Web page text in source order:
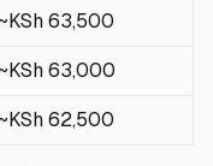
63,500
63,000
62,500